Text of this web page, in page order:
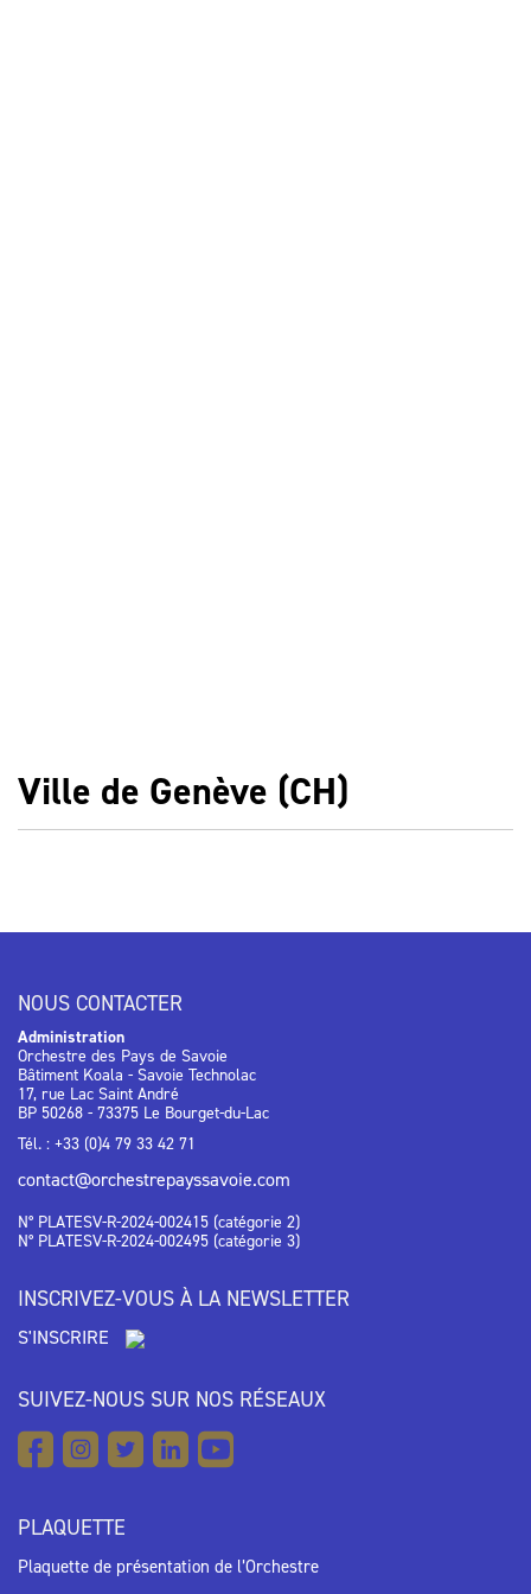
Ville de Genève (CH)
NOUS CONTACTER
Administration
Orchestre des Pays de Savoie
Bâtiment Koala - Savoie Technolac
17, rue Lac Saint André
BP 50268 - 73375 Le Bourget-du-Lac
Tél. : +33 (0)4 79 33 42 71
contact@orchestrepayssavoie.com
N° PLATESV-R-2024-002415 (catégorie 2)
N° PLATESV-R-2024-002495 (catégorie 3)
INSCRIVEZ-VOUS À LA NEWSLETTER
S'INSCRIRE
SUIVEZ-NOUS SUR NOS RÉSEAUX
PLAQUETTE
Plaquette de présentation de l’Orchestre